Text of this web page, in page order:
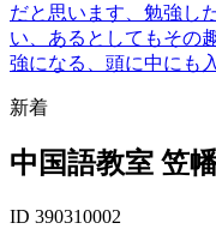
だと思います、勉強し
い、あるとしてもその
強になる、頭に中にも
新着
中国語教室 笠
ID 390310002